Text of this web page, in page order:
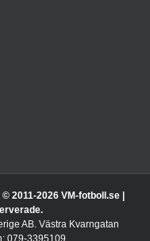
2011-2026 VM-fotboll.se |
AB. Västra Kvarngatan
079-3395109